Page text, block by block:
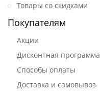
Товары со скидками
Покупателям
Акции
Дисконтная программа
Способы оплаты
Доставка и самовывоз